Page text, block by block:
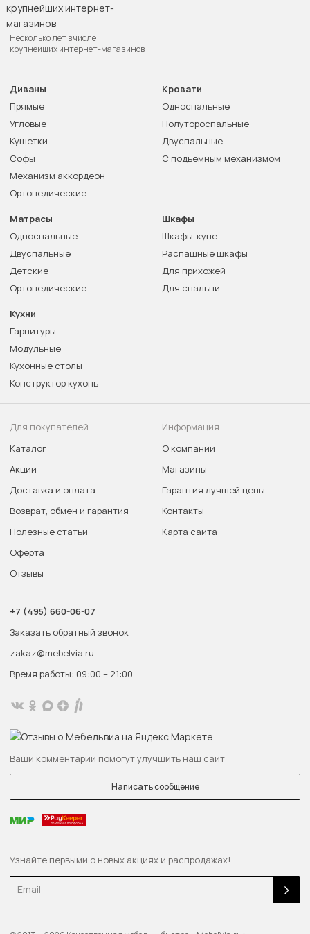
Узнайте первыми о новых акциях и распродажах!
Email
Несколько лет в числе
крупнейших интернет-магазинов
Диваны
Прямые
Угловые
Кушетки
Софы
Механизм аккордеон
Ортопедические
Кровати
Односпальные
Полутороспальные
Двуспальные
С подъемным механизмом
Матрасы
Односпальные
Двуспальные
Детские
Ортопедические
Шкафы
Шкафы-купе
Распашные шкафы
Для прихожей
Для спальни
Кухни
Гарнитуры
Модульные
Кухонные столы
Конструктор кухонь
Для покупателей
Каталог
Акции
Доставка и оплата
Возврат, обмен и гарантия
Полезные статьи
Оферта
Отзывы
Информация
О компании
Магазины
Гарантия лучшей цены
Контакты
Карта сайта
+7 (495) 660-06-07
Заказать обратный звонок
zakaz@mebelvia.ru
Время работы: 09:00 – 21:00
Ваши комментарии помогут улучшить наш сайт
Написать сообщение